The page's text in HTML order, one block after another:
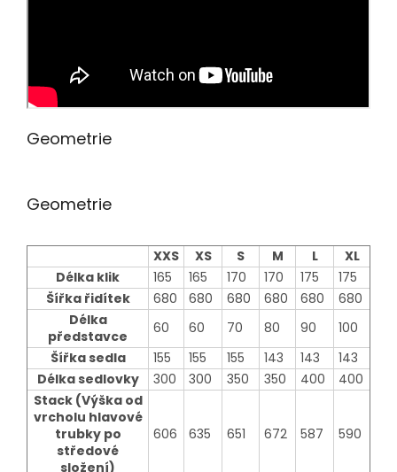
Geometrie
Geometrie
XXS XS S M L
XL
Délka klik
165 165 170 170 175
175
Šířka řidítek
680 680 680 680 680
680
Délka
představce
60 60 70 80 90
100
Šířka sedla
155 155 155 143 143
143
Délka sedlovky
300 300 350 350 400
400
Stack (Výška od
vrcholu hlavové
trubky po
středové
složení)
606 635 651 672 587 590